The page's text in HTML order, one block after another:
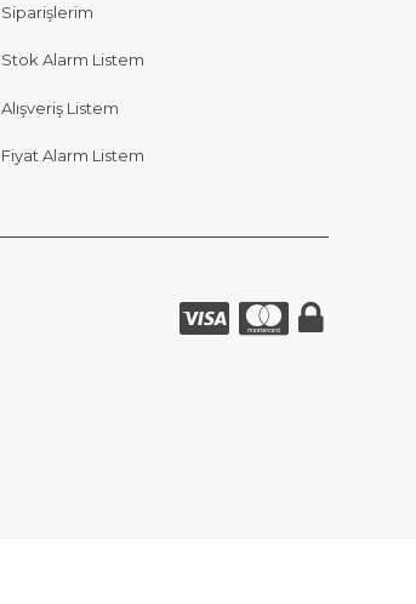
Siparişlerim
Stok Alarm Listem
Alışveriş Listem
Fiyat Alarm Listem